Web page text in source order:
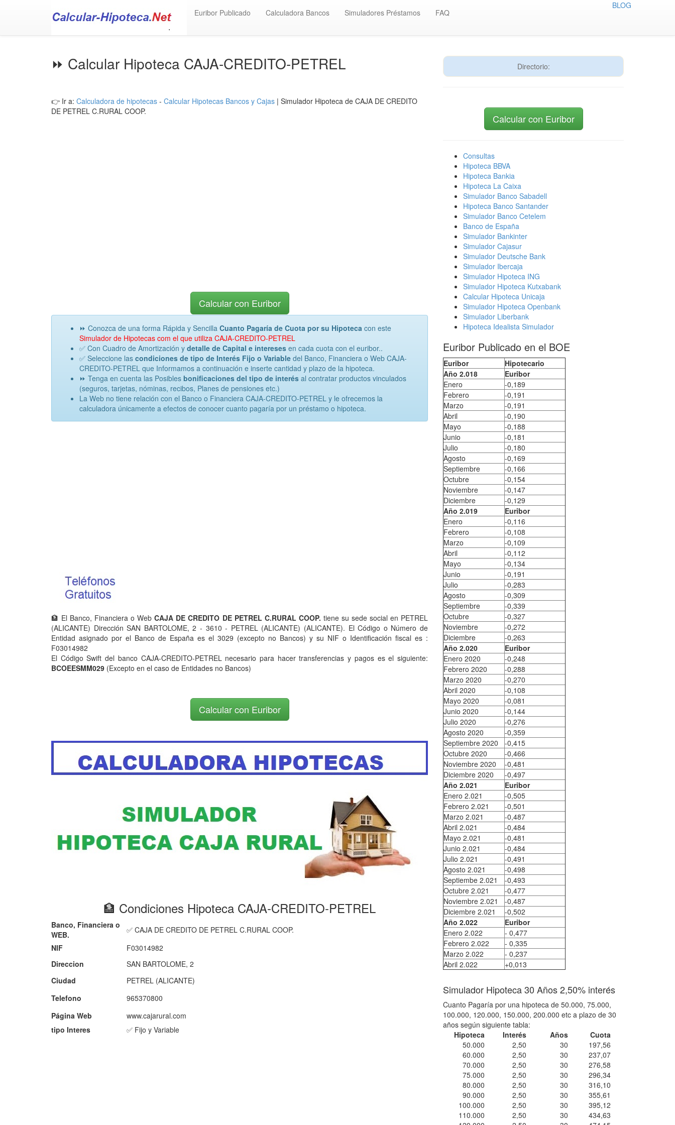
Euribor Publicado Calculadora Bancos Simuladores Préstamos FAQ
BLOG
⏩ Calcular Hipoteca CAJA-CREDITO-PETREL
👉 Ir a: Calculadora de hipotecas - Calcular Hipotecas Bancos y Cajas | Simulador Hipoteca de CAJA DE CREDITO
DE PETREL C.RURAL COOP.
Calcular con Euribor
⏩ Conozca de una forma Rápida y Sencilla Cuanto Pagaría de Cuota por su Hipoteca con este
Simulador de Hipotecas com el que utiliza CAJA-CREDITO-PETREL
✅ Con Cuadro de Amortización y detalle de Capital e intereses en cada cuota con el euribor..
✅ Seleccione las condiciones de tipo de Interés Fijo o Variable del Banco, Financiera o Web CAJA-
CREDITO-PETREL que Informamos a continuación e inserte cantidad y plazo de la hipoteca.
⏩ Tenga en cuenta las Posibles bonificaciones del tipo de interés al contratar productos vinculados
(seguros, tarjetas, nóminas, recibos, Planes de pensiones etc.)
La Web no tiene relación con el Banco o Financiera CAJA-CREDITO-PETREL y le ofrecemos la
calculadora únicamente a efectos de conocer cuanto pagaría por un préstamo o hipoteca.
🏦 El Banco, Financiera o WebCAJA DE CREDITO DE PETREL C.RURAL COOP. tiene su sede social en PETREL
(ALICANTE) Dirección SAN BARTOLOME, 2 - 3610 - PETREL (ALICANTE) (ALICANTE). El Código o Número de
Entidad asignado por el Banco de España es el 3029 (excepto no Bancos) y su NIF o Identificación fiscal es :
F03014982
El Código Swift del banco CAJA-CREDITO-PETREL necesario para hacer transferencias y pagos es el siguiente:
BCOEESMM029 (Excepto en el caso de Entidades no Bancos)
Calcular con Euribor
🏦 Condiciones Hipoteca CAJA-CREDITO-PETREL
Banco, Financiera o
WEB.
✅ CAJA DE CREDITO DE PETREL C.RURAL COOP.
NIF
F03014982
Direccion
SAN BARTOLOME, 2
Ciudad
PETREL (ALICANTE)
Telefono
965370800
Página Web
www.cajarural.com
tipo Interes
✅ Fijo y Variable
Directorio:
Calcular con Euribor
Consultas
Hipoteca BBVA
Hipoteca Bankia
Hipoteca La Caixa
Simulador Banco Sabadell
Hipoteca Banco Santander
Simulador Banco Cetelem
Banco de España
Simulador Bankinter
Simulador Cajasur
Simulador Deutsche Bank
Simulador Ibercaja
Simulador Hipoteca ING
Simulador Hipoteca Kutxabank
Calcular Hipoteca Unicaja
Simulador Hipoteca Openbank
Simulador Liberbank
Hipoteca Idealista Simulador
Euribor Publicado en el BOE
Euribor
Hipotecario
Año 2.018
Euribor
Enero
-0,189
Febrero
-0,191
Marzo
-0,191
Abril
-0,190
Mayo
-0,188
Junio
-0,181
Julio
-0,180
Agosto
-0,169
Septiembre
-0,166
Octubre
-0,154
Noviembre
-0,147
Diciembre
-0,129
Año 2.019
Euribor
Enero
-0,116
Febrero
-0,108
Marzo
-0,109
Abril
-0,112
Mayo
-0,134
Junio
-0,191
Julio
-0,283
Agosto
-0,309
Septiembre
-0,339
Octubre
-0,327
Noviembre
-0,272
Diciembre
-0,263
Año 2.020
Euribor
Enero 2020
-0,248
Febrero 2020
-0,288
Marzo 2020
-0,270
Abril 2020
-0,108
Mayo 2020
-0,081
Junio 2020
-0,144
Julio 2020
-0,276
Agosto 2020
-0,359
Septiembre 2020
-0,415
Octubre 2020
-0,466
Noviembre 2020
-0,481
Diciembre 2020
-0,497
Año 2.021
Euribor
Enero 2.021
-0,505
Febrero 2.021
-0,501
Marzo 2.021
-0,487
Abril 2.021
-0,484
Mayo 2.021
-0,481
Junio 2.021
-0,484
Julio 2.021
-0,491
Agosto 2.021
-0,498
Septiembe 2.021
-0,493
Octubre 2.021
-0,477
Noviembre 2.021
-0,487
Diciembre 2.021
-0,502
Año 2.022
Euribor
Enero 2.022
- 0,477
Febrero 2.022
- 0,335
Marzo 2.022
- 0,237
Abril 2.022
+0,013
Simulador Hipoteca 30 Años 2,50% interés
Cuanto Pagaría por una hipoteca de 50.000, 75.000,
100.000, 120.000, 150.000, 200.000 etc a plazo de 30
años según siguiente tabla:
Hipoteca
Interés Años
Cuota
50.000
2,50 30
197,56
60.000
2,50 30
237,07
70.000
2,50 30
276,58
75.000
2,50 30
296,34
80.000
2,50 30
316,10
90.000
2,50 30
355,61
100.000
2,50 30
395,12
110.000
2,50 30
434,63